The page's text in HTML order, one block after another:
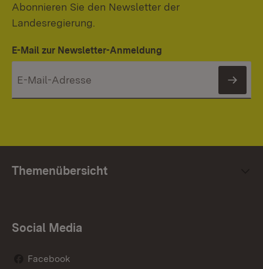
Abonnieren Sie den Newsletter der
Landesregierung.
E-Mail zur Newsletter-Anmeldung
Themenübersicht
Social Media
Facebook